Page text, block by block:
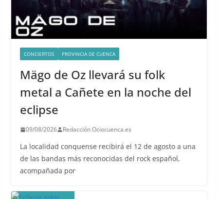
CONCIERTOS PROVINCIA DE CUENCA
Mägo de Oz llevará su folk
metal a Cañete en la noche del
eclipse
09/08/2026 Redacción Ociocuenca.es
La localidad conquense recibirá el 12 de agosto a una
de las bandas más reconocidas del rock español,
acompañada por